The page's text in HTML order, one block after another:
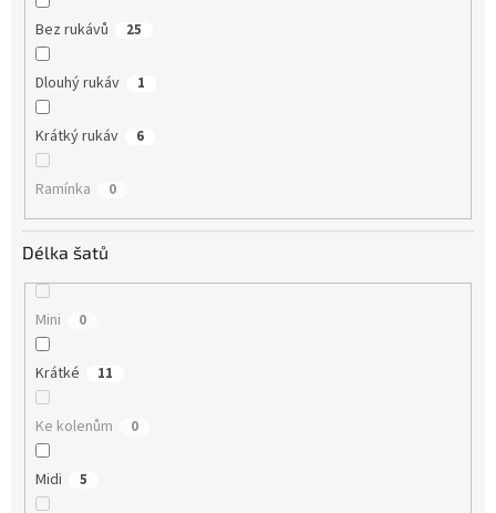
Bez rukávů 25
Dlouhý rukáv 1
Krátký rukáv 6
Ramínka 0
Délka šatů
Mini 0
Krátké 11
Ke kolenům 0
Midi 5